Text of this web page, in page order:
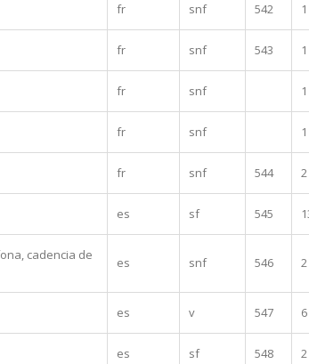
fr snf 542 1
fr snf 543 1
fr snf 1
fr snf 1
fr snf 544 2
es sf 545
cadencia de
es snf 546 2
es v 547 6
es sf 548 2